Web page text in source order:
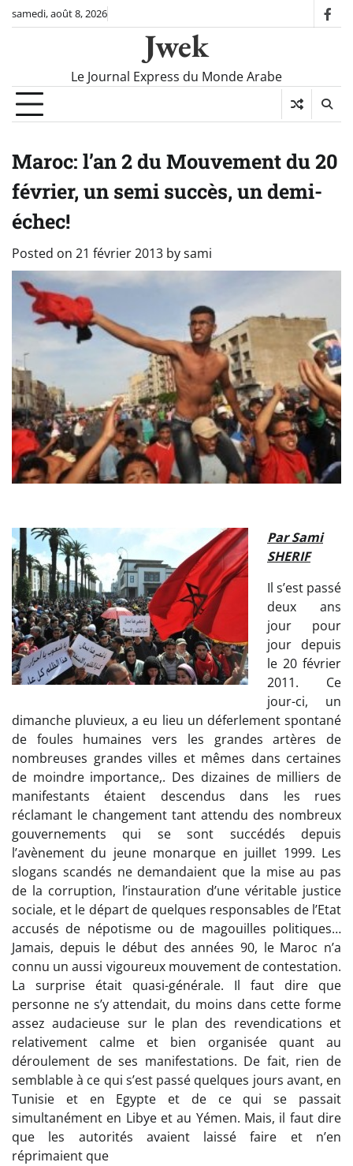
Skipsamedi, août 8, 2026
Jwek
Le Journal Express du Monde Arabe
Maroc: l’an 2 du Mouvement du 20
février, un semi succès, un demi-
échec!
Posted on 21 février 2013 bysami
Par Sami
SHERIF
Il s’est passé
deux ans
jour pour
jour depuis
le 20 février
2011. Ce
jour-ci, un
dimanche pluvieux, a eu lieu un déferlement spontané
de foules humaines vers les grandes artères de
nombreuses grandes villes et mêmes dans certaines
de moindre importance,. Des dizaines de milliers de
manifestants étaient descendus dans les rues
réclamant le changement tant attendu des nombreux
gouvernements qui se sont succédés depuis
l’avènement du jeune monarque en juillet 1999. Les
slogans scandés ne demandaient que la mise au pas
de la corruption, l’instauration d’une véritable justice
sociale, et le départ de quelques responsables de l’Etat
accusés de népotisme ou de magouilles politiques…
Jamais, depuis le début des années 90, le Maroc n’a
connu un aussi vigoureux mouvement de contestation.
La surprise était quasi-générale. Il faut dire que
personne ne s’y attendait, du moins dans cette forme
assez audacieuse sur le plan des revendications et
relativement calme et bien organisée quant au
déroulement de ses manifestations. De fait, rien de
semblable à ce qui s’est passé quelques jours avant, en
Tunisie et en Egypte et de ce qui se passait
simultanément en Libye et au Yémen. Mais, il faut dire
que les autorités avaient laissé faire et n’en
réprimaient que